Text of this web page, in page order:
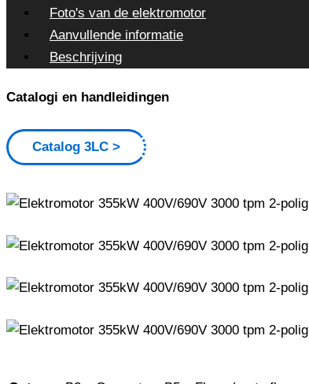
Foto's van de elektromotor
Aanvullende informatie
Beschrijving
Catalogi en handleidingen
Catalog 3LC